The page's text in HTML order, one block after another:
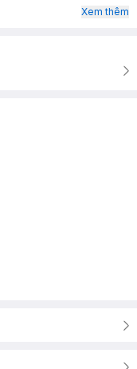
Xem thêm